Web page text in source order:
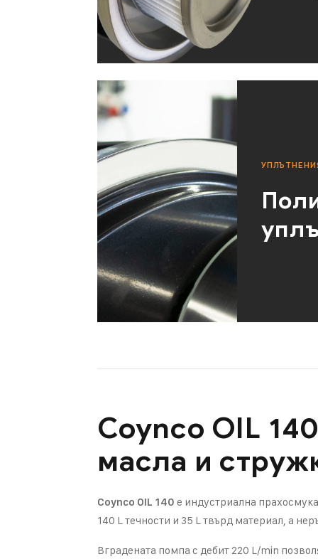
Coynco OIL
масла и
Coynco OIL 140 е индустриална
140 L течности и 35 L твърд материал, а
Вградената помпа с дебит 220 L/min